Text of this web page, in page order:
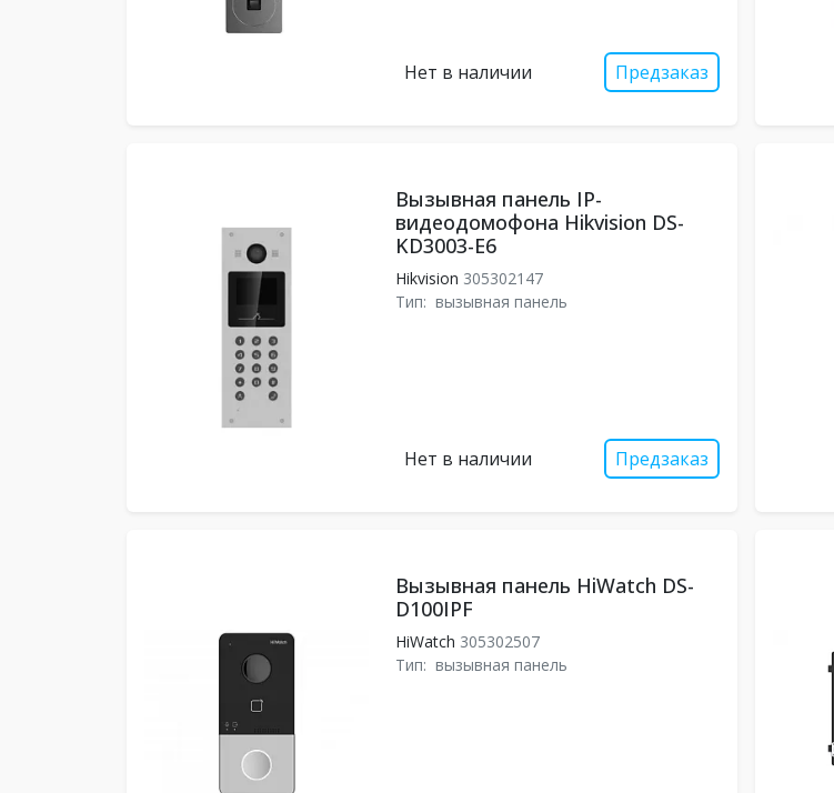
Нет в наличии Предзаказ
Вызывная панель IP-
видеодомофона Hikvision DS-
KD3003-E6
Hikvision 305302147
Тип: вызывная панель
Нет в наличии Предзаказ
Вызывная панель HiWatch DS-
D100IPF
HiWatch 305302507
Тип: вызывная панель